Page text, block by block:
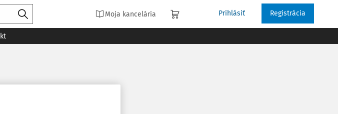
Moja kancelária Prihlásiť Registrácia